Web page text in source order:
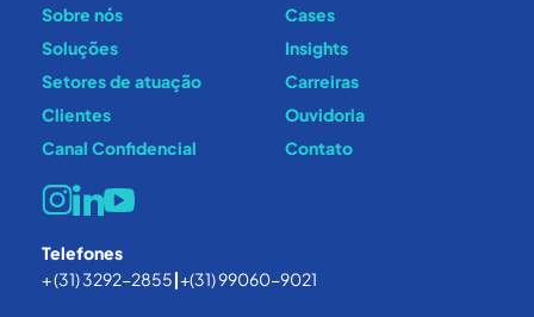
Sobre nós
Soluções
Setores de atuação
Clientes
Canal Confidencial
Cases
Insights
Carreiras
Ouvidoria
Contato
Telefones
+ (31) 3292-2855|+(31) 99060-9021